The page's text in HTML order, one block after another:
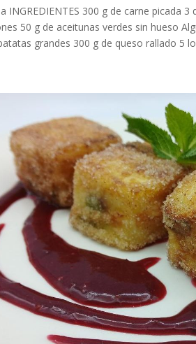
INGREDIENTES 300 g de carne picada
50 g de aceitunas verdes sin hueso
grandes 300 g de queso rallado 5